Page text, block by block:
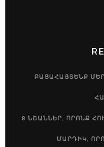
ԲԱՑԱՀԱՅՏԵՆՔ
8 ՆՇԱՆՆԵՐ, ՈՐՈՆՔ
ՄԱՐԴԻԿ,